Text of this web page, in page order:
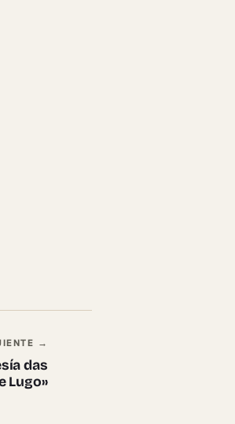
→
das
Lugo»